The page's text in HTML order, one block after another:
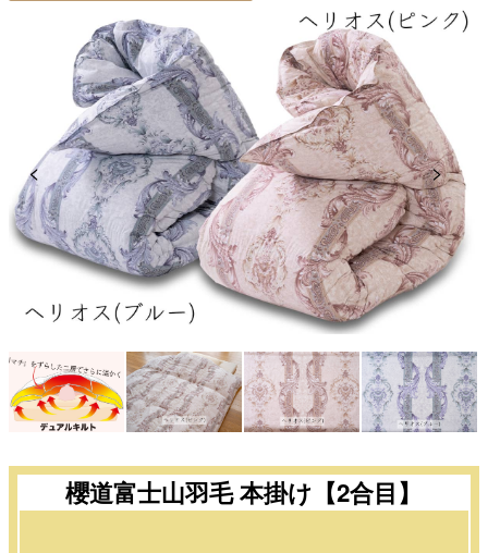
Previous Next
櫻道富士山羽毛 本掛け【2合目】